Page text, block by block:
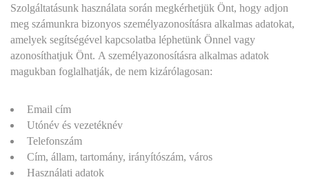
Szolgáltatásunk használata során megkérhetjük Önt, hogy adjon
meg számunkra bizonyos személyazonosításra alkalmas adatokat,
amelyek segítségével kapcsolatba léphetünk Önnel vagy
azonosíthatjuk Önt. A személyazonosításra alkalmas adatok
magukban foglalhatják, de nem kizárólagosan:
Email cím
Utónév és vezetéknév
Telefonszám
Cím, állam, tartomány, irányítószám, város
Használati adatok